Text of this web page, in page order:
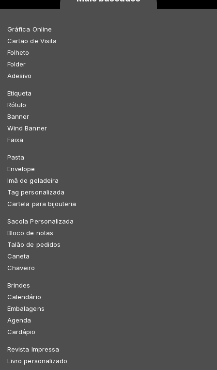
Gráfica Online
Cartão de Visita
Folheto
Folder
Adesivo
Etiqueta
Rótulo
Banner
Wind Banner
Faixa
Pasta
Envelope
Imã de geladeira
Tag personalizada
Cartela para bijouteria
Sacola Personalizada
Bloco de notas
Talão de pedidos
Caneta
Chaveiro
Brindes
Calendário
Embalagens
Agenda
Cardápio
Revista Impressa
Livro personalizado